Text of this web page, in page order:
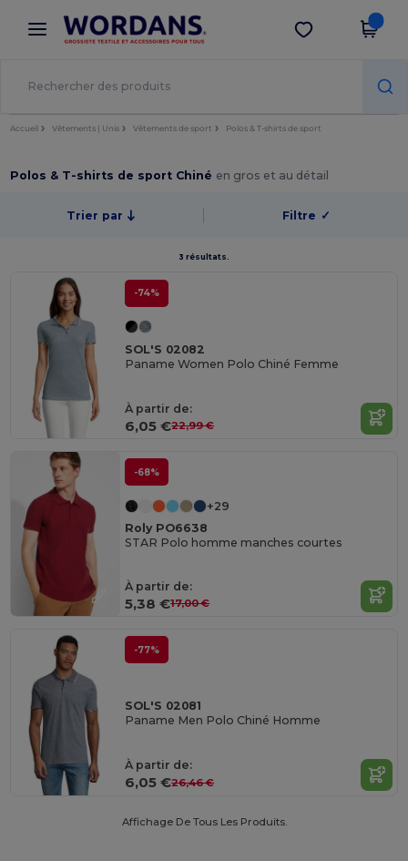
× Appli Wordans
Meilleurs prix sur l’app !
Obtenir l'appli
Accueil Vêtements | Unis Vêtements de sport Polos & T-shirts de sport
Polos & T-shirts de sport Chiné en gros et au détail
Trier par Filtre ✓
3 résultats.
-74%
SOL'S 02082
Paname Women Polo Chiné Femme
À partir de:
6,05 €22,99 €
-68%
+29
Roly PO6638
STAR Polo homme manches courtes
À partir de:
5,38 €17,00 €
-77%
SOL'S 02081
Paname Men Polo Chiné Homme
À partir de:
6,05 €26,46 €
Affichage De Tous Les Produits.